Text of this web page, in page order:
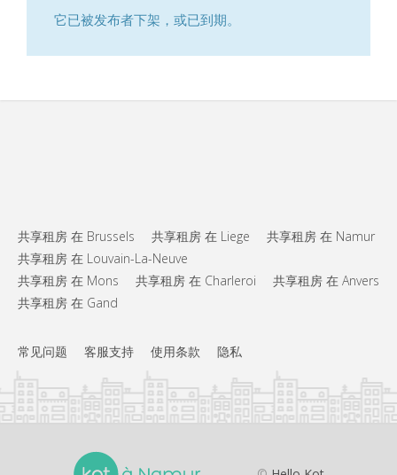
它已被发布者下架，或已到期。
共享租房 在 Brussels 共享租房 在 Liege
共享租房 在 Namur
共享租房 在 Louvain-La-Neuve
共享租房 在 Mons
共享租房 在 Charleroi
共享租房 在 Anvers
共享租房 在 Gand
常见问题 客服支持 使用条款 隐私